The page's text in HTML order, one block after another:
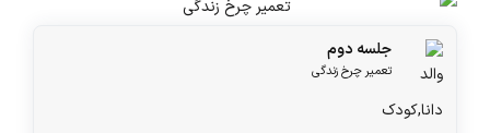
جلسه دوم
تعمیر چرخ زندگی